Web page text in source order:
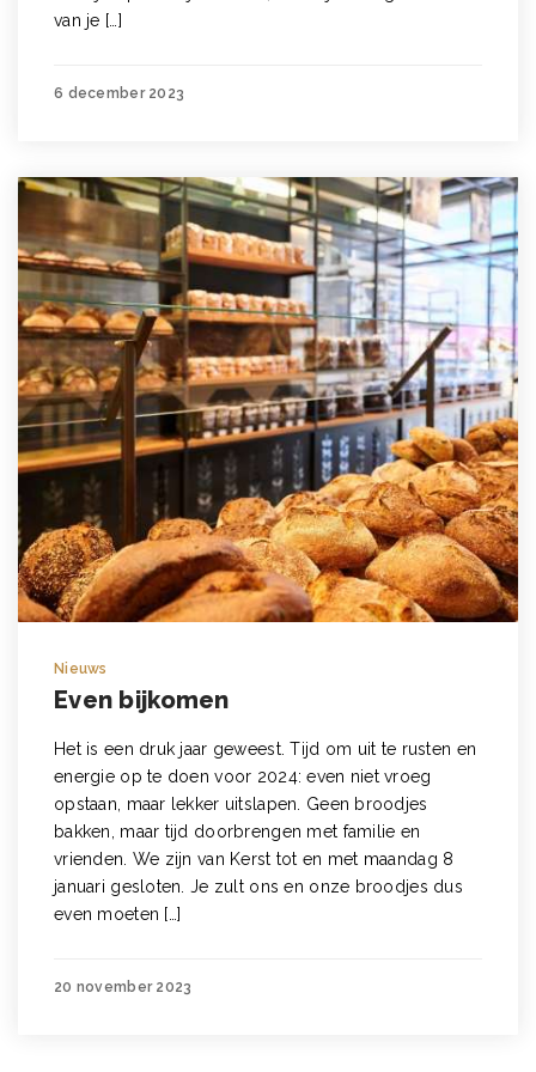
van je […]
6 december 2023
Nieuws
Even bijkomen
Het is een druk jaar geweest. Tijd om uit te rusten en
energie op te doen voor 2024: even niet vroeg
opstaan, maar lekker uitslapen. Geen broodjes
bakken, maar tijd doorbrengen met familie en
vrienden. We zijn van Kerst tot en met maandag 8
januari gesloten. Je zult ons en onze broodjes dus
even moeten […]
20 november 2023